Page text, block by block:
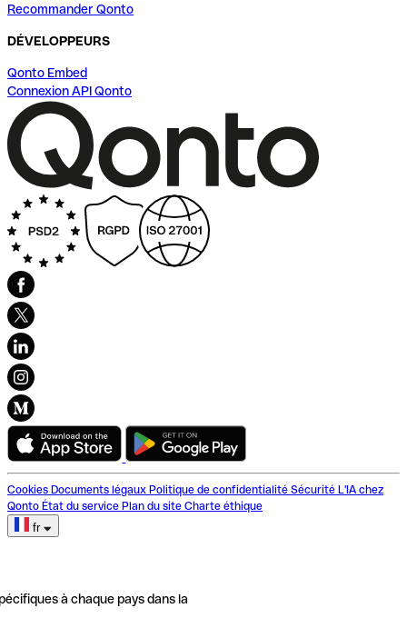
Recommander Qonto
DÉVELOPPEURS
Qonto Embed
Connexion API Qonto
Cookies Documents légaux Politique de confidentialité Sécurité L'IA chez
Qonto État du service Plan du site Charte éthique
fr
à chaque pays dans la